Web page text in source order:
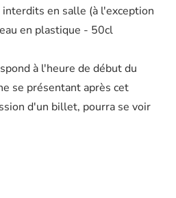
en salle (à l'exception
en plastique - 50cl
à l'heure de début du
se présentant après cet
d'un billet, pourra se voir